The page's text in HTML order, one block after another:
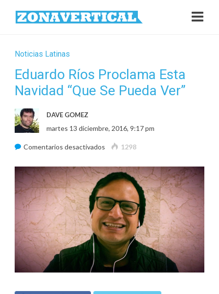
Noticias Latinas
Eduardo Ríos Proclama Esta
Navidad “Que Se Pueda Ver”
DAVE GOMEZ
martes 13 diciembre, 2016, 9:17 pm
Comentarios desactivados en
Ríos
Proclama
Esta
Navidad
“Que
Se
Pueda
Ver”
1298